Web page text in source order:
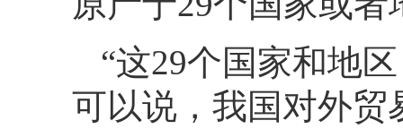
“这29个国家和地
可以说，我国对外贸